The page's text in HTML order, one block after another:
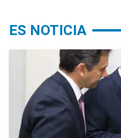
ES NOTICIA